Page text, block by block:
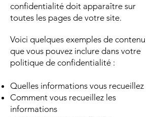
confidentialité doit apparaître sur
toutes les pages de votre site.
Voici quelques exemples de contenu
que vous pouvez inclure dans votre
politique de confidentialité :
Quelles informations vous recueillez
Comment vous recueillez les
informations